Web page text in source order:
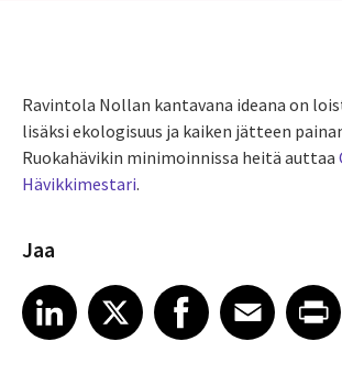
Ravintola Nollan kantavana ideana on
lisäksi ekologisuus ja kaiken jätteen
Ruokahävikin minimoinnissa heitä auttaa
Hävikkimestari.
Jaa
Share article on LinkedIn
LinkedIn
Share article on XShare article on Facebook
Facebook
Share article on Email
EmailShare